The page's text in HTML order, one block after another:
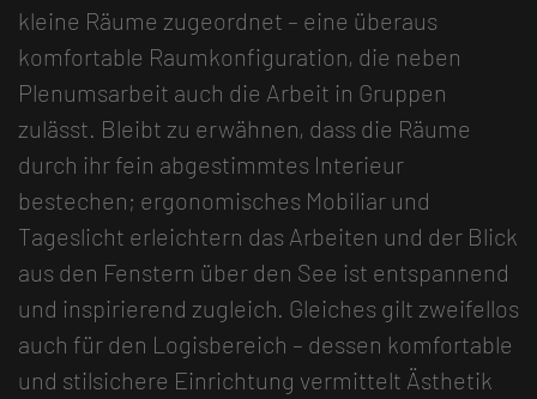
kleine Räume zugeordnet – eine überaus
komfortable Raumkonfiguration, die neben
Plenumsarbeit auch die Arbeit in Gruppen
zulässt. Bleibt zu erwähnen, dass die Räume
durch ihr fein abgestimmtes Interieur
bestechen; ergonomisches Mobiliar und
Tageslicht erleichtern das Arbeiten und der Blick
aus den Fenstern über den See ist entspannend
und inspirierend zugleich. Gleiches gilt zweifellos
auch für den Logisbereich – dessen komfortable
und stilsichere Einrichtung vermittelt Ästhetik